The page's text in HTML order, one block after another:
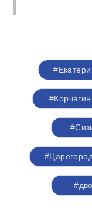
#Корчагин